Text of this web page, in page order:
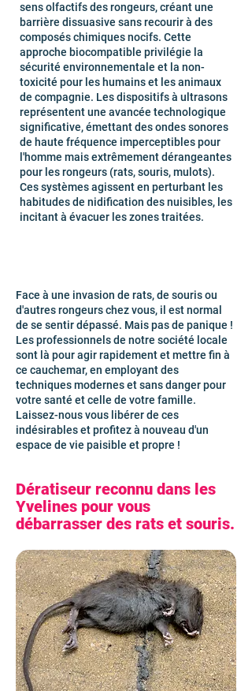
sens olfactifs des rongeurs, créant une
barrière dissuasive sans recourir à des
composés chimiques nocifs. Cette
approche biocompatible privilégie la
sécurité environnementale et la non-
toxicité pour les humains et les animaux
de compagnie. Les dispositifs à ultrasons
représentent une avancée technologique
significative, émettant des ondes sonores
de haute fréquence imperceptibles pour
l'homme mais extrêmement dérangeantes
pour les rongeurs (rats, souris, mulots).
Ces systèmes agissent en perturbant les
habitudes de nidification des nuisibles, les
incitant à évacuer les zones traitées.
Face à une invasion de rats, de souris ou
d'autres rongeurs chez vous, il est normal
de se sentir dépassé. Mais pas de panique !
Les professionnels de notre société locale
sont là pour agir rapidement et mettre fin à
ce cauchemar, en employant des
techniques modernes et sans danger pour
votre santé et celle de votre famille.
Laissez-nous vous libérer de ces
indésirables et profitez à nouveau d'un
espace de vie paisible et propre !
Dératiseur reconnu dans les
Yvelines pour vous
débarrasser des rats et souris.